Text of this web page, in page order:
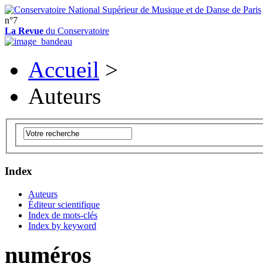
n°7
La Revue du Conservatoire
Accueil >
Auteurs
Index
Auteurs
Éditeur scientifique
Index de mots-clés
Index by keyword
numéros